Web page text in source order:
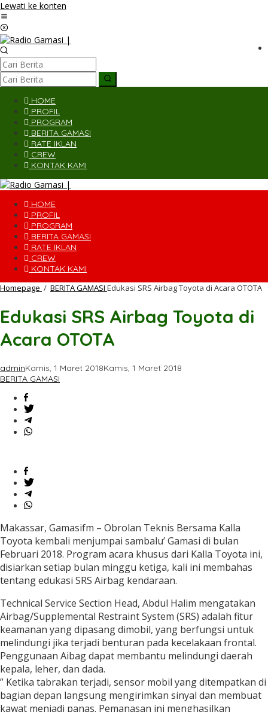
Lewati ke konten
HOME
PROFIL
PROGRAM
BERITA GAMASI
RATE IKLAN
CREW
KONTAK KAMI
HOME
PROFIL
PROGRAM
BERITA GAMASI
RATE IKLAN
CREW
KONTAK KAMI
Homepage / BERITA GAMASI Edukasi SRS Airbag Toyota di Acara OTOTA
Edukasi SRS Airbag Toyota di
Acara OTOTA
adminKamis, 1 Maret 2018Kamis, 1 Maret 2018
BERITA GAMASI
Makassar, Gamasifm – Obrolan Teknis Bersama Kalla
Toyota kembali menjumpai sambalu’ Gamasi di bulan
Februari 2018. Program acara khusus dari Kalla Toyota ini,
disiarkan setiap bulan minggu ketiga, kali ini membahas
tentang edukasi SRS Airbag kendaraan.
Technical Service Section Head, Abdul Halim mengatakan
Airbag/Supplemental Restraint System (SRS) adalah fitur
keamanan yang dipasang dimobil, yang berfungsi untuk
melindungi jika terjadi benturan pada kecelakaan frontal.
Penggunaan Aibag dapat membantu melindungi daerah
kepala, leher, dan dada.
” Ketika tabrakan terjadi, sensor mobil yang ditempatkan di
bagian depan langsung mengirimkan sinyal dan membuat
kawat menjadi panas. Pemanasan ini menghasilkan